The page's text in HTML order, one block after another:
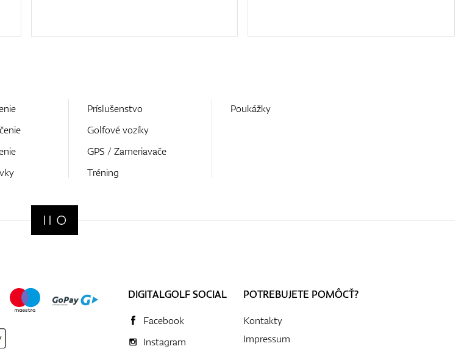
Príslušenstvo
Golfové vozíky
GPS / Zameriavače
Tréning
Poukážky
DIGITALGOLF SOCIAL
Facebook
Instagram
POTREBUJETE POMÔCŤ?
Kontakty
Impressum